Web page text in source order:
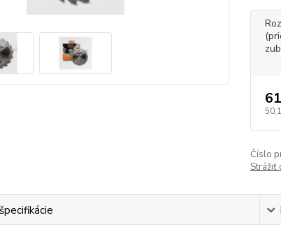
Číslo
Strážiť